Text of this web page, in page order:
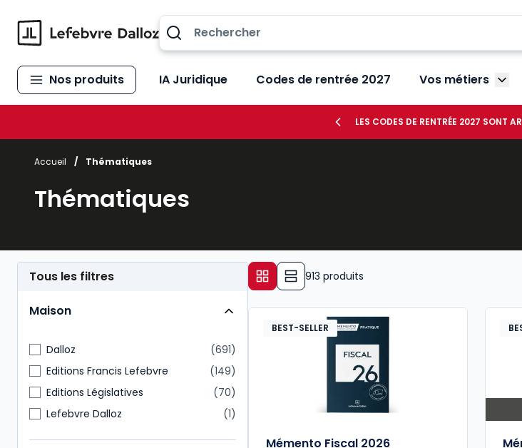
Nos produits IA Juridique Codes de rentrée 2027 Vos métiers
LES CODES DE RENTRÉE 2027 SONT
Accueil / Thématiques
Thématiques
Tous les filtres
Maison
Dalloz
691
Editions Francis Lefebvre
149
Editions Législatives
70
Lefebvre Dalloz
1
913 produits
BEST-SELLER
Mémento Fiscal 2026